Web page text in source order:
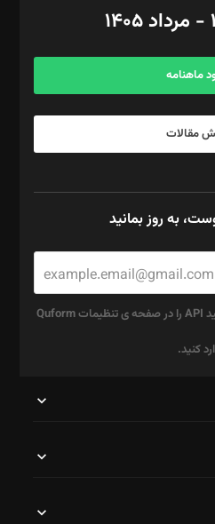
ماهنامه
مقالات
به روز بمانید
برای استفاده از ریکپچا بایستی کلید API را در صفحه ی تنظیمات Quform
کنید.